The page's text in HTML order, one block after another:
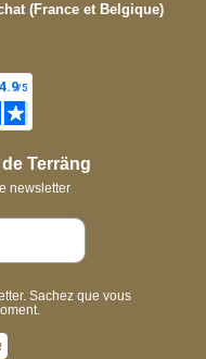
(France et Belgique)
Terräng
newsletter
Sachez que vous